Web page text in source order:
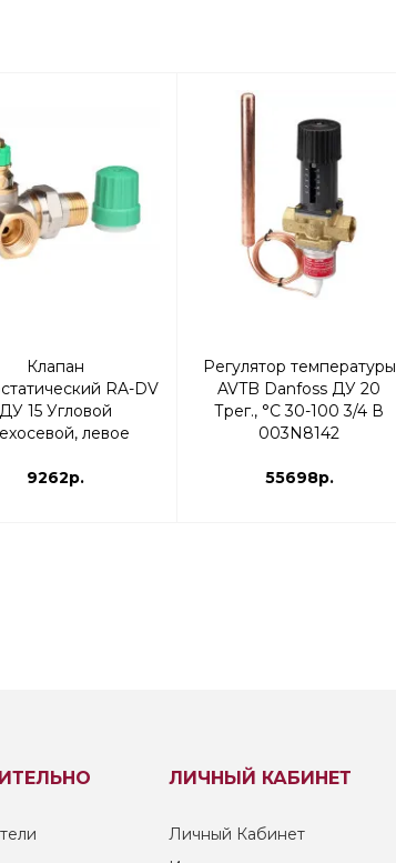
Клапан
RA-DV
ДУ 15 Угловой
левое
013G7720
9262р.
Регулятор температуры
AVTB Danfoss ДУ 20
Трег., °С 30-100 3/4 В
003N8142
55698р.
ЛИЧНЫЙ КАБИНЕТ
Личный Кабинет